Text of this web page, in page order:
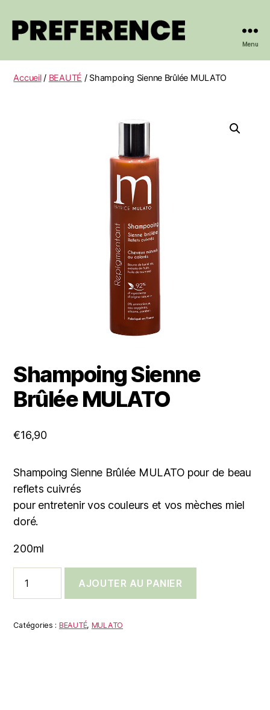
Menu
Accueil/ BEAUTÉ / Shampoing Sienne Brûlée MULATO
Shampoing Sienne
Brûlée MULATO
€16,90
Shampoing Sienne Brûlée MULATO pour de beau
reflets cuivrés
pour entretenir vos couleurs et vos mèches miel
doré.
200ml
Shampoing
Brûlée
MULATO
AJOUTER AU PANIER
Catégories : BEAUTÉ, MULATO